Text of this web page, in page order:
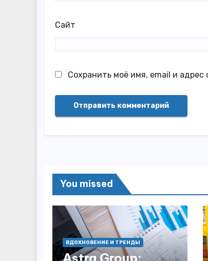
Сайт
Сохранить моё имя, email и
You missed
ВДОХНОВЕНИЕ И ТРЕНДЫ